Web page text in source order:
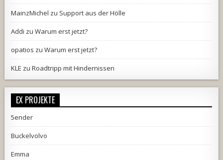
MainzMichel zu Support aus der Hölle
Addi zuWarum erst jetzt?
opatios zuWarum erst jetzt?
KLE zuRoadtripp mit Hindernissen
EX PROJEKTE
5ender
Buckelvolvo
Emma